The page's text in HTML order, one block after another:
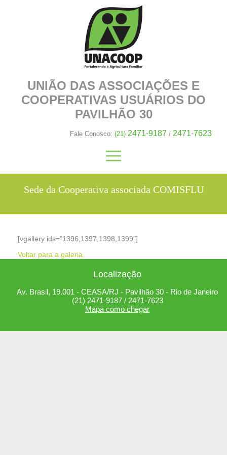
UNIÃO DAS ASSOCIAÇÕES E
COOPERATIVAS USUÁRIOS DO
PAVILHÃO 30
Fale Conosco: (21) 2471-9187 / 2471-7623
Sede da Cooperativa associada COMISFLU
[vgallery ids=”1396,1397,1398,1399″]
Voltar para a galeria
Localização
Av. Brasil, 19.001 - CEASA/RJ - Pavilhão 30 - Rio de Janeiro
(21) 2471-9187 / 2471-7623
Mapa como chegar